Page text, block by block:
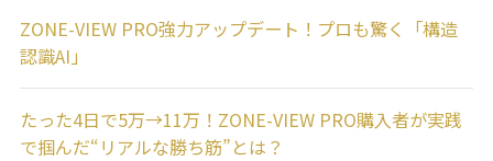
ZONE-VIEW PRO強力アップデート！プロも驚く「構造
認識AI」
たった4日で5万→11万！ZONE-VIEW PRO購入者が実践
で掴んだ“リアルな勝ち筋”とは？